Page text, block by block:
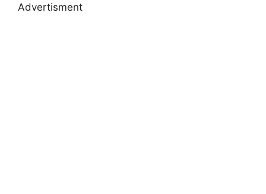
Advertisment